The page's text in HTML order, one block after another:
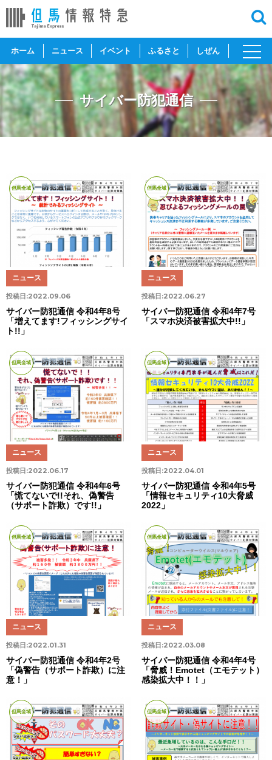
ホーム ニュース イベント ふるさと しぜん
toggle
サイバー防犯通信
但馬全域
投稿日:2022.09.06
ニュース
サイバー防犯通信 令和4年8号
「増えてます!フィッシングサイ
ト!!」
但馬全域
投稿日:2022.06.27
ニュース
サイバー防犯通信 令和4年7号
「スマホ決済被害拡大中!!」
但馬全域
投稿日:2022.06.17
ニュース
サイバー防犯通信 令和4年6号
「慌てないで!!それ、偽警告
（サポート詐欺）です!!」
但馬全域
投稿日:2022.04.01
ニュース
サイバー防犯通信 令和4年5号
「情報セキュリティ10大脅威
2022」
但馬全域
投稿日:2022.01.31
ニュース
サイバー防犯通信 令和4年2号
「偽警告（サポート詐欺）に注
意！」
但馬全域
投稿日:2022.03.08
ニュース
サイバー防犯通信 令和4年4号
「脅威！Emotet（エモテット）
感染拡大中！！」
但馬全域 但馬全域